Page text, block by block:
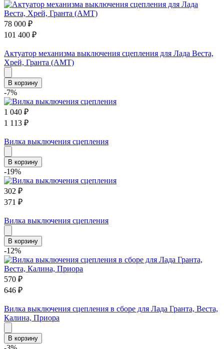
78 000 ₽
101 400 ₽
Актуатор механизма выключения сцепления для Лада Веста,
Хрей, Гранта (АМТ)
В корзину
-7%
1 040 ₽
1 113 ₽
Вилка выключения сцепления
В корзину
-19%
302 ₽
371 ₽
Вилка выключения сцепления
В корзину
-12%
570 ₽
646 ₽
Вилка выключения сцепления в сборе для Лада Гранта, Веста,
Калина, Приора
В корзину